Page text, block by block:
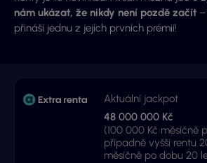
nám ukázat, že nikdy není pozdě začít –
přináší jednu z jejích prvních prémií!
Aktuální jackpot
48 000 000 Kč
(100 000 Kč měsíčně
případně vyšší rentu
měsíčně po dobu 20